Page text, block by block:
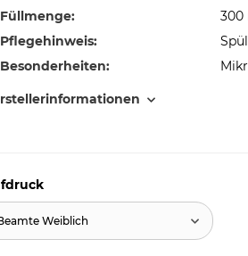
Füllmenge:
300
Pflegehinweis:
Besonderheiten:
Weiblich